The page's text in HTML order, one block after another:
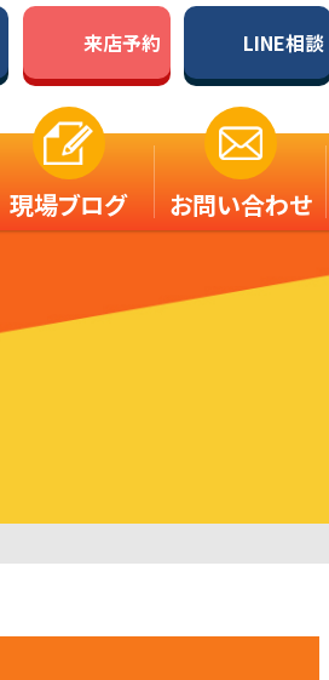
来店予約 LINE相談
現場ブログ お問い合わせ